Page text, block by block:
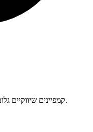
קמפיינים שיווקיים גלובליים ושיתופי פעולה יצירתיים בשפות רבות.